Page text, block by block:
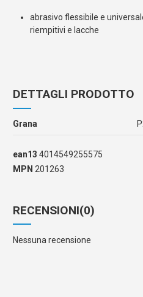
abrasivo flessibile e
riempitivi e lacche
DETTAGLI PRODOTTO
Grana
ean13 4014549255575
MPN 201263
RECENSIONI(0)
Nessuna recensione